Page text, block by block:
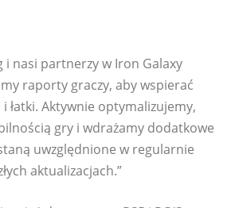
i nasi partnerzy w Iron Galaxy
raporty graczy, aby wspierać
i łatki. Aktywnie optymalizujemy,
gry i wdrażamy dodatkowe
uwzględnione w regularnie
aktualizacjach.”